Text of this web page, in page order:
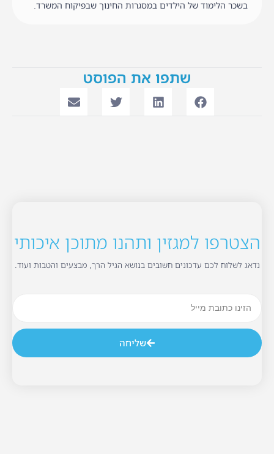
בשכר הלימוד של הילדים במסגרות החינוך שבפיקוח המשרד.
שתפו את הפוסט
הצטרפו למגזין ותהנו מתוכן איכותי
נדאג לשלוח לכם עדכונים חשובים בנושא הגיל הרך, מבצעים והטבות ועוד.
שליחה